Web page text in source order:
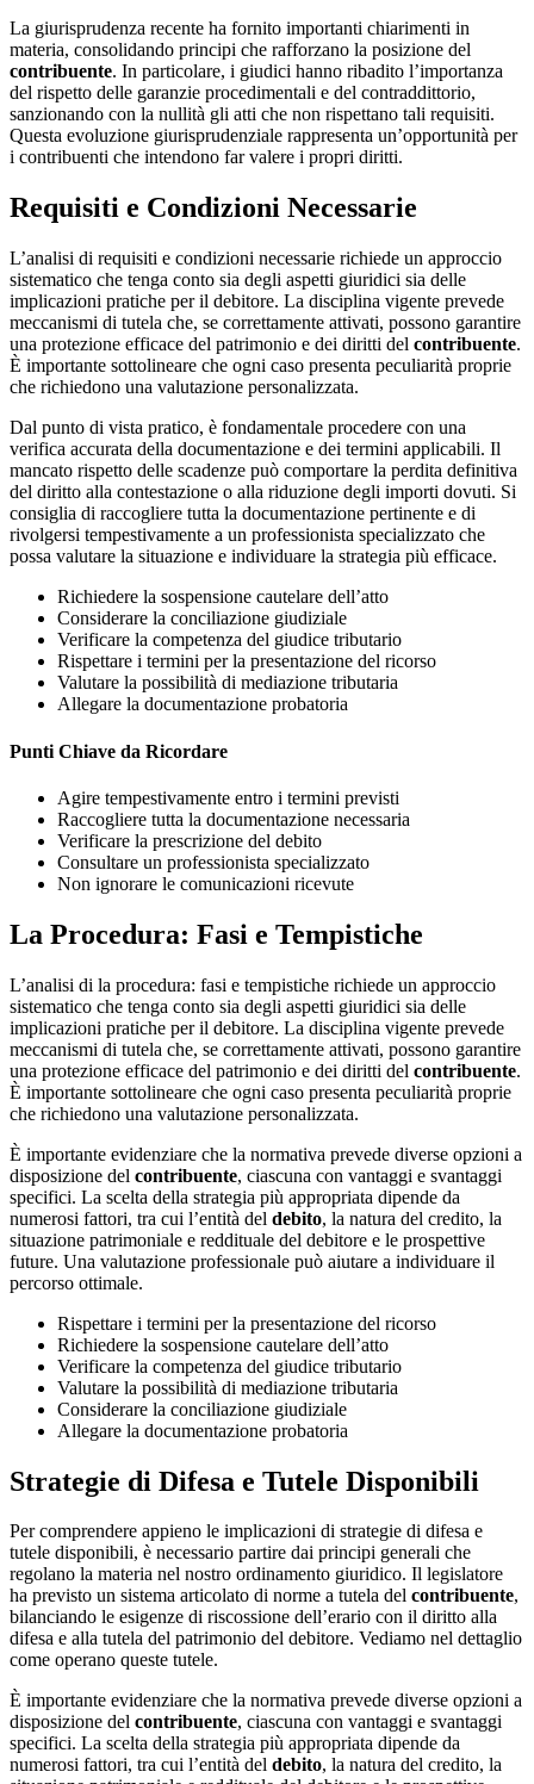
La giurisprudenza recente ha fornito importanti chiarimenti in
materia, consolidando principi che rafforzano la posizione del
contribuente. In particolare, i giudici hanno ribadito l’importanza
del rispetto delle garanzie procedimentali e del contraddittorio,
sanzionando con la nullità gli atti che non rispettano tali requisiti.
Questa evoluzione giurisprudenziale rappresenta un’opportunità per
i contribuenti che intendono far valere i propri diritti.
Requisiti e Condizioni Necessarie
L’analisi di requisiti e condizioni necessarie richiede un approccio
sistematico che tenga conto sia degli aspetti giuridici sia delle
implicazioni pratiche per il debitore. La disciplina vigente prevede
meccanismi di tutela che, se correttamente attivati, possono garantire
una protezione efficace del patrimonio e dei diritti del contribuente.
È importante sottolineare che ogni caso presenta peculiarità proprie
che richiedono una valutazione personalizzata.
Dal punto di vista pratico, è fondamentale procedere con una
verifica accurata della documentazione e dei termini applicabili. Il
mancato rispetto delle scadenze può comportare la perdita definitiva
del diritto alla contestazione o alla riduzione degli importi dovuti. Si
consiglia di raccogliere tutta la documentazione pertinente e di
rivolgersi tempestivamente a un professionista specializzato che
possa valutare la situazione e individuare la strategia più efficace.
Richiedere la sospensione cautelare dell’atto
Considerare la conciliazione giudiziale
Verificare la competenza del giudice tributario
Rispettare i termini per la presentazione del ricorso
Valutare la possibilità di mediazione tributaria
Allegare la documentazione probatoria
Punti Chiave da Ricordare
Agire tempestivamente entro i termini previsti
Raccogliere tutta la documentazione necessaria
Verificare la prescrizione del debito
Consultare un professionista specializzato
Non ignorare le comunicazioni ricevute
La Procedura: Fasi e Tempistiche
L’analisi di la procedura: fasi e tempistiche richiede un approccio
sistematico che tenga conto sia degli aspetti giuridici sia delle
implicazioni pratiche per il debitore. La disciplina vigente prevede
meccanismi di tutela che, se correttamente attivati, possono garantire
una protezione efficace del patrimonio e dei diritti del contribuente.
È importante sottolineare che ogni caso presenta peculiarità proprie
che richiedono una valutazione personalizzata.
È importante evidenziare che la normativa prevede diverse opzioni a
disposizione del contribuente, ciascuna con vantaggi e svantaggi
specifici. La scelta della strategia più appropriata dipende da
numerosi fattori, tra cui l’entità del debito, la natura del credito, la
situazione patrimoniale e reddituale del debitore e le prospettive
future. Una valutazione professionale può aiutare a individuare il
percorso ottimale.
Rispettare i termini per la presentazione del ricorso
Richiedere la sospensione cautelare dell’atto
Verificare la competenza del giudice tributario
Valutare la possibilità di mediazione tributaria
Considerare la conciliazione giudiziale
Allegare la documentazione probatoria
Strategie di Difesa e Tutele Disponibili
Per comprendere appieno le implicazioni di strategie di difesa e
tutele disponibili, è necessario partire dai principi generali che
regolano la materia nel nostro ordinamento giuridico. Il legislatore
ha previsto un sistema articolato di norme a tutela del contribuente,
bilanciando le esigenze di riscossione dell’erario con il diritto alla
difesa e alla tutela del patrimonio del debitore. Vediamo nel dettaglio
come operano queste tutele.
È importante evidenziare che la normativa prevede diverse opzioni a
disposizione del contribuente, ciascuna con vantaggi e svantaggi
specifici. La scelta della strategia più appropriata dipende da
numerosi fattori, tra cui l’entità del debito, la natura del credito, la